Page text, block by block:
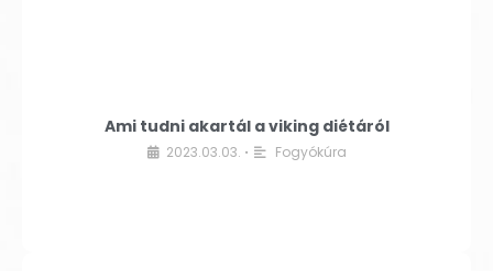
Ami tudni akartál a viking diétáról
2023.03.03. • Fogyókúra